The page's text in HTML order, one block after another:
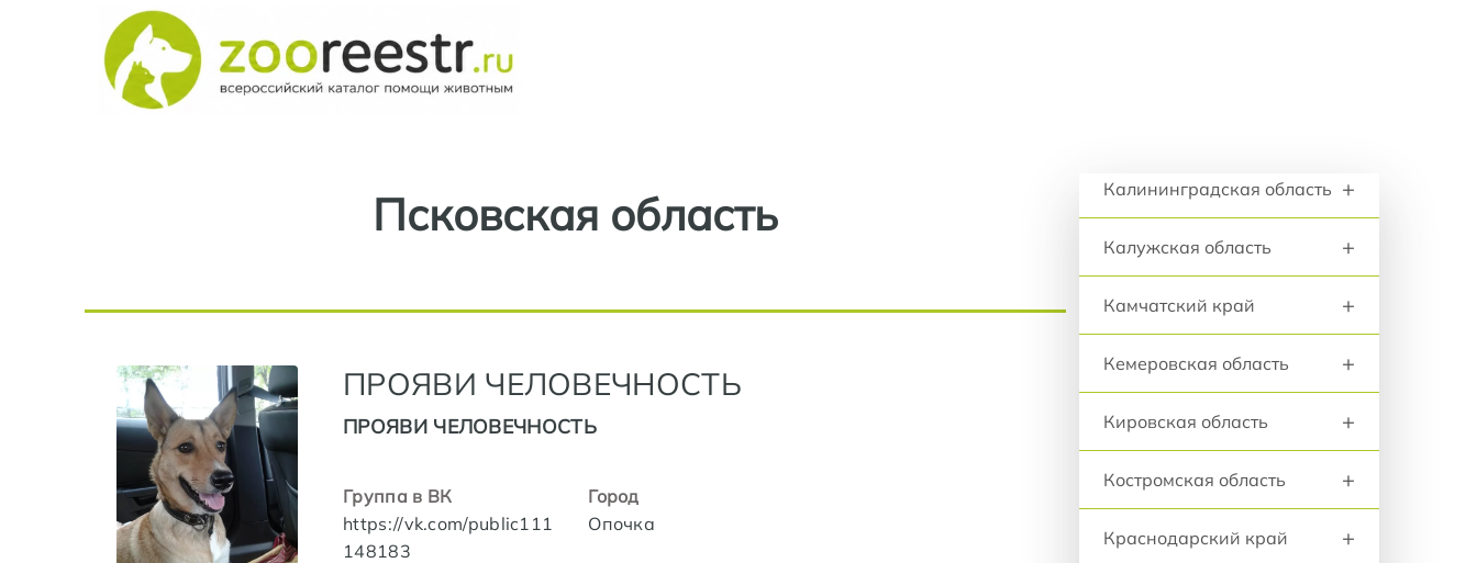
Псковская область
ПРОЯВИ ЧЕЛОВЕЧНОСТЬ
ПРОЯВИ ЧЕЛОВЕЧНОСТЬ
Группа в ВК
https://vk.com/public111
148183
Город
Опочка
Регионы и города
Калининградская область +
Калужская область +
Камчатский край +
Кемеровская область +
Кировская область +
Костромская область +
Краснодарский край +